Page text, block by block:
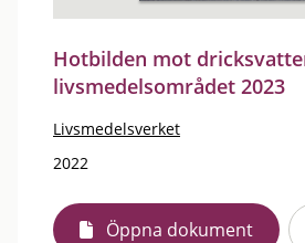
Hotbilden mot
livsmedelsområdet 2023
Livsmedelsverket
2022
Öppna dokument